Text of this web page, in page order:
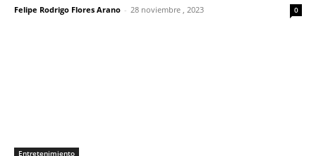
Felipe Rodrigo Flores Arano - 28 noviembre , 2023 0
Entretenimiento